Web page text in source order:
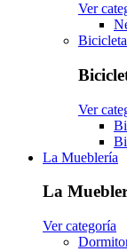
Ver
Ver
La Mueblería
La
Ver categoría